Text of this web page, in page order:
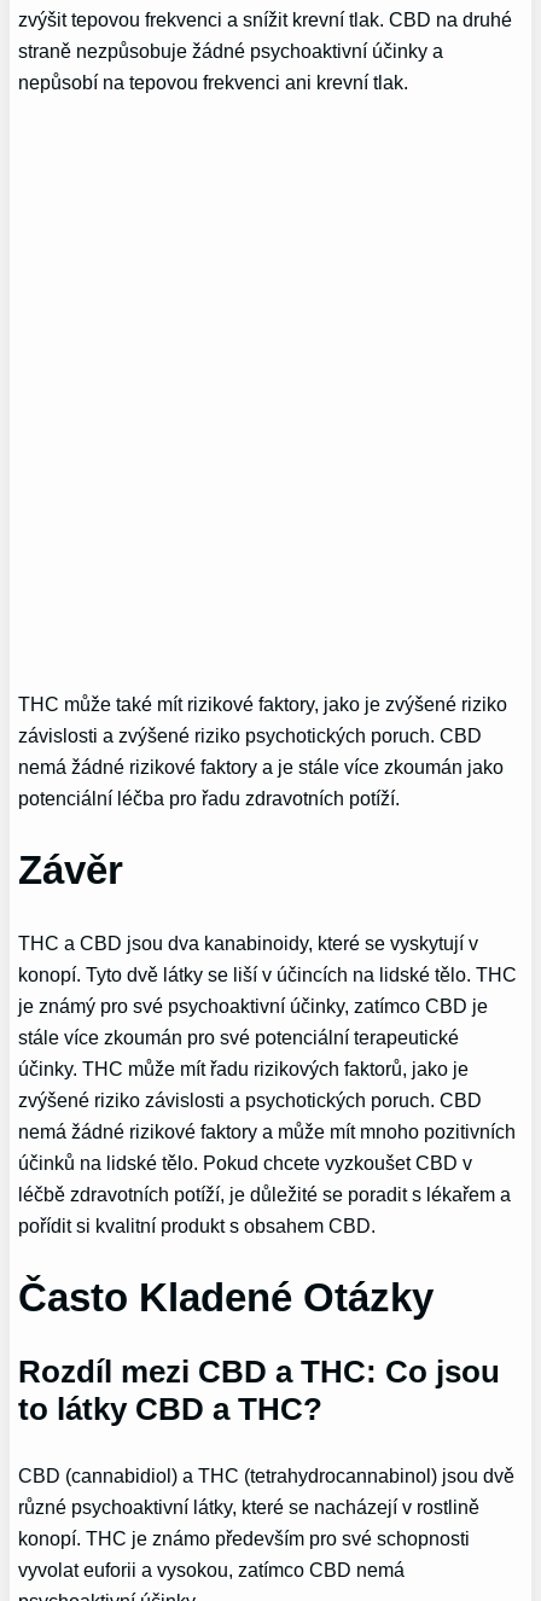
zvýšit tepovou frekvenci a snížit krevní tlak. CBD na druhé
straně nezpůsobuje žádné psychoaktivní účinky a
nepůsobí na tepovou frekvenci ani krevní tlak.
THC může také mít rizikové faktory, jako je zvýšené riziko
závislosti a zvýšené riziko psychotických poruch. CBD
nemá žádné rizikové faktory a je stále více zkoumán jako
potenciální léčba pro řadu zdravotních potíží.
Závěr
THC a CBD jsou dva kanabinoidy, které se vyskytují v
konopí. Tyto dvě látky se liší v účincích na lidské tělo. THC
je známý pro své psychoaktivní účinky, zatímco CBD je
stále více zkoumán pro své potenciální terapeutické
účinky. THC může mít řadu rizikových faktorů, jako je
zvýšené riziko závislosti a psychotických poruch. CBD
nemá žádné rizikové faktory a může mít mnoho pozitivních
účinků na lidské tělo. Pokud chcete vyzkoušet CBD v
léčbě zdravotních potíží, je důležité se poradit s lékařem a
pořídit si kvalitní produkt s obsahem CBD.
Často Kladené Otázky
Rozdíl mezi CBD a THC: Co jsou
to látky CBD a THC?
CBD (cannabidiol) a THC (tetrahydrocannabinol) jsou dvě
různé psychoaktivní látky, které se nacházejí v rostlině
konopí. THC je známo především pro své schopnosti
vyvolat euforii a vysokou, zatímco CBD nemá